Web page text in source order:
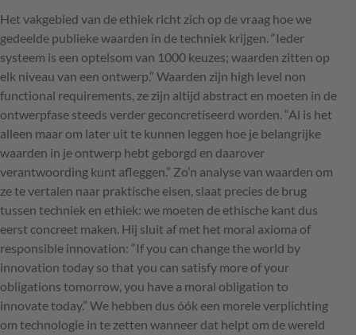
Het vakgebied van de ethiek richt zich op de vraag hoe we
gedeelde publieke waarden in de techniek krijgen. “Ieder
systeem is een optelsom van 1000 keuzes; waarden zitten op
elk niveau van een ontwerp.” Waarden zijn high level non
functional requirements, ze zijn altijd abstract en moeten in de
ontwerpfase steeds verder geconcretiseerd worden. “Al is het
alleen maar om later uit te kunnen leggen hoe je belangrijke
waarden in je ontwerp hebt geborgd en daarover
verantwoording kunt afleggen.” Zo’n analyse van waarden om
ze te vertalen naar praktische eisen, slaat precies de brug
tussen techniek en ethiek: we moeten de ethische kant dus
eerst concreet maken. Hij sluit af met het moral axioma of
responsible innovation: “If you can change the world by
innovation today so that you can satisfy more of your
obligations tomorrow, you have a moral obligation to
innovate today.” We hebben dus óók een morele verplichting
om technologie in te zetten wanneer dat helpt om de wereld